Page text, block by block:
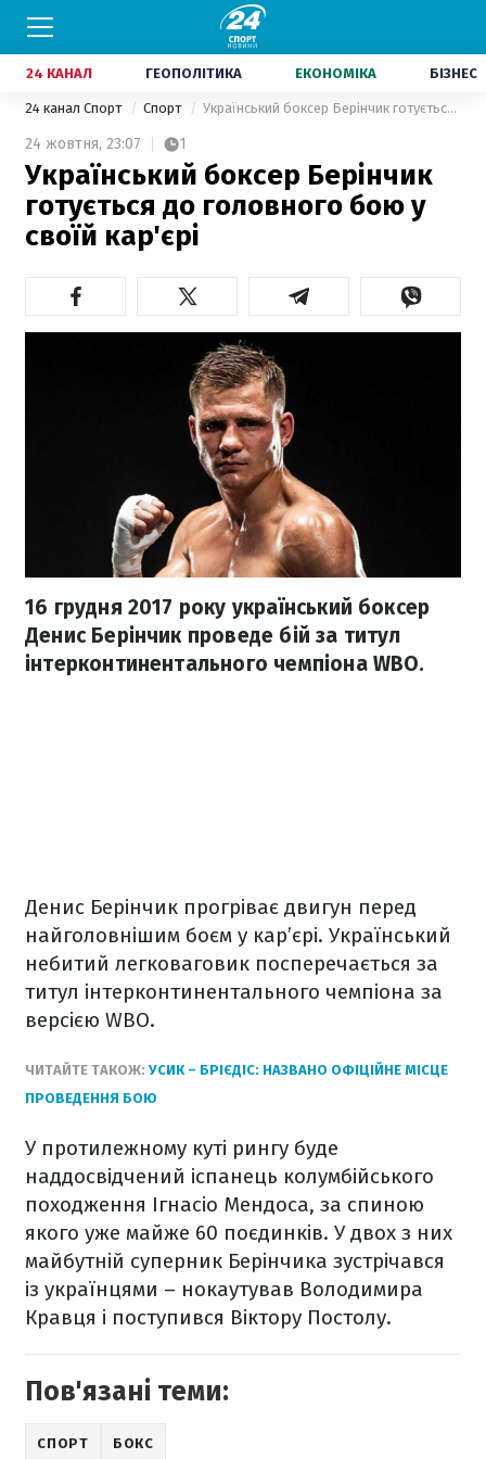
24 КАНАЛ ГЕОПОЛІТИКА ЕКОНОМІКА БІЗНЕС
24 канал Спорт Спорт Український боксер Берінчик готується до головного бою у своїй кар'єрі
24 жовтня, 23:07 1
Український боксер Берінчик
готується до головного бою у
своїй кар'єрі
16 грудня 2017 року український боксер
Денис Берінчик проведе бій за титул
інтерконтинентального чемпіона WBO.
Денис Берінчик прогріває двигун перед
найголовнішим боєм у кар’єрі. Український
небитий легковаговик посперечається за
титул інтерконтинентального чемпіона за
версією WBO.
ЧИТАЙТЕ ТАКОЖ: УСИК – БРІЄДІС: НАЗВАНО ОФІЦІЙНЕ МІСЦЕ
ПРОВЕДЕННЯ БОЮ
У протилежному куті рингу буде
наддосвідчений іспанець колумбійського
походження Ігнасіо Мендоса, за спиною
якого уже майже 60 поєдинків. У двох з них
майбутній суперник Берінчика зустрічався
із українцями – нокаутував Володимира
Кравця і поступився Віктору Постолу.
Пов'язані теми:
СПОРТ БОКС